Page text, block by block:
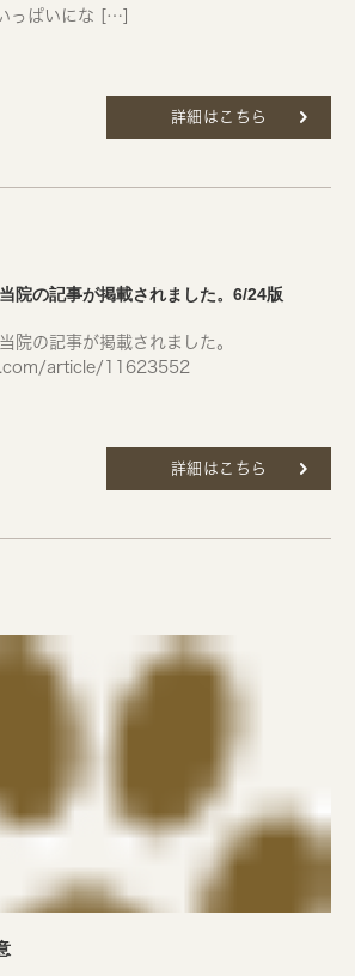
っぱいにな […]
詳細はこちら
院の記事が掲載されました。6/24版
院の記事が掲載されました。
article/11623552
詳細はこちら